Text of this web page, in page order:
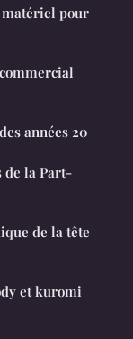
matériel pour
années 20
de la Part-
de la tête
et kuromi